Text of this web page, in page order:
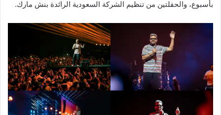
بأسبوع، والحفلتين من تنظيم الشركة السعودية الرائدة بنش مارك.